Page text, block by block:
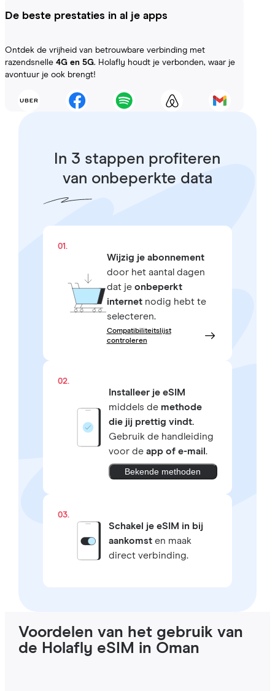
De beste prestaties in al je apps
Ontdek de vrijheid van betrouwbare verbinding met
razendsnelle 4G en 5G. Holafly houdt je verbonden, waar je
avontuur je ook brengt!
In 3 stappen profiteren
van onbeperkte data
01.
Wijzig je abonnement
door het aantal dagen
dat je onbeperkt
internetnodig hebt te
selecteren.
Compatibiliteitslijst
controleren
02.
Installeer je eSIM
middels de methode
die jij prettig vindt.
Gebruik de handleiding
voor de app of e-mail .
Bekende methoden
03.
Schakel je eSIM in bij
aankomsten maak
direct verbinding.
Voordelen van het gebruik van
de Holafly eSIM in Oman